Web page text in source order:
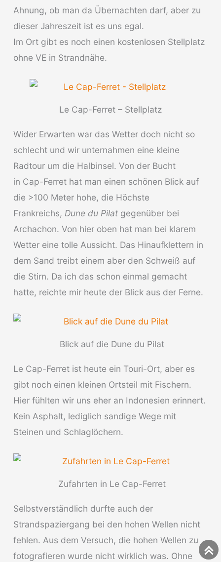
Ahnung, ob man da Übernachten darf, aber zu
dieser Jahreszeit ist es uns egal.
Im Ort gibt es noch einen kostenlosen Stellplatz
ohne VE in Strandnähe.
Le Cap-Ferret – Stellplatz
Wider Erwarten war das Wetter doch nicht so
schlecht und wir unternahmen eine kleine
Radtour um die Halbinsel. Von der Bucht
in Cap-Ferret hat man einen schönen Blick auf
die >100 Meter hohe, die Höchste
Frankreichs, Dune du Pilatgegenüber bei
Archachon. Von hier oben hat man bei klarem
Wetter eine tolle Aussicht. Das Hinaufklettern in
dem Sand treibt einem aber den Schweiß auf
die Stirn. Da ich das schon einmal gemacht
hatte, reichte mir heute der Blick aus der Ferne.
Blick auf die Dune du Pilat
Le Cap-Ferret ist heute ein Touri-Ort, aber es
gibt noch einen kleinen Ortsteil mit Fischern.
Hier fühlten wir uns eher an Indonesien erinnert.
Kein Asphalt, lediglich sandige Wege mit
Steinen und Schlaglöchern.
Zufahrten in Le Cap-Ferret
Selbstverständlich durfte auch der
Strandspaziergang bei den hohen Wellen nicht
fehlen. Aus dem Versuch, die hohen Wellen zu
fotografieren wurde nicht wirklich was. Ohne